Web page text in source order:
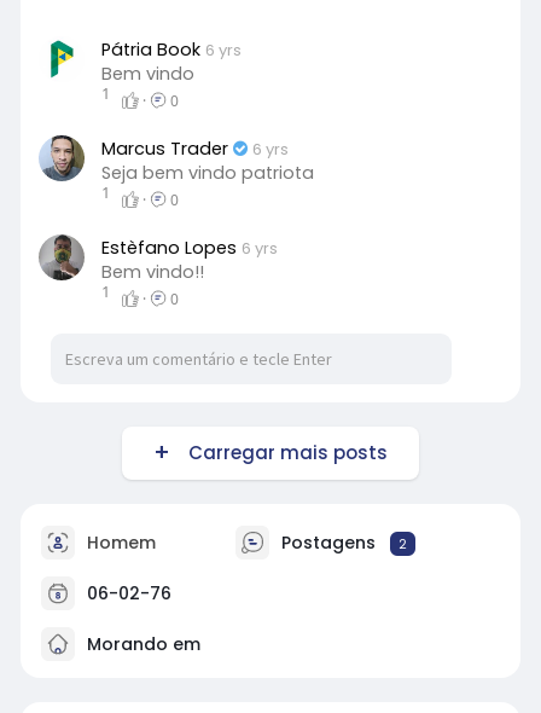
Pátria Book 6 yrs
Bem vindo
1 · 0
Marcus Trader 6 yrs
Seja bem vindo patriota
1 · 0
Estèfano Lopes 6 yrs
Bem vindo!!
1 · 0
Carregar mais posts
Homem Postagens 2
06-02-76
Morando em